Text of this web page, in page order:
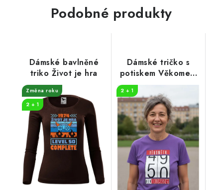
Podobné produkty
Dámské bavlněné
triko Život je hra
Změna roku
2 + 1
Dámské tričko s
potiskem Věkometr
50
2 + 1